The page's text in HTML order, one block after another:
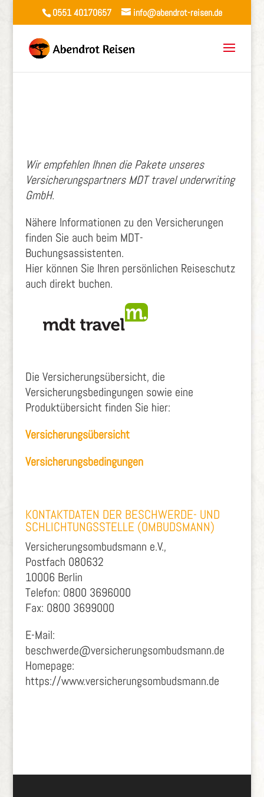
0551 40170657 info@abendrot-reisen.de
Wir empfehlen Ihnen die Pakete unseres
Versicherungspartners MDT travel underwriting
GmbH.
Nähere Informationen zu den Versicherungen
finden Sie auch beim MDT-
Buchungsassistenten.
Hier können Sie Ihren persönlichen Reiseschutz
auch direkt buchen.
Die Versicherungsübersicht, die
Versicherungsbedingungen sowie eine
Produktübersicht finden Sie hier:
Versicherungsübersicht
Versicherungsbedingungen
KONTAKTDATEN DER BESCHWERDE- UND
SCHLICHTUNGSSTELLE (OMBUDSMANN)
Versicherungsombudsmann e.V.,
Postfach 080632
10006 Berlin
Telefon: 0800 3696000
Fax: 0800 3699000
E-Mail:
beschwerde@versicherungsombudsmann.de
Homepage:
https://www.versicherungsombudsmann.de